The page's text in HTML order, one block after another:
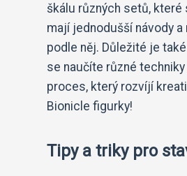
škálu různých setů,
mají jednodušší návody
podle něj. Důležité je
se naučíte různé
proces, který rozvíjí
Bionicle figurky!
Tipy a triky pro